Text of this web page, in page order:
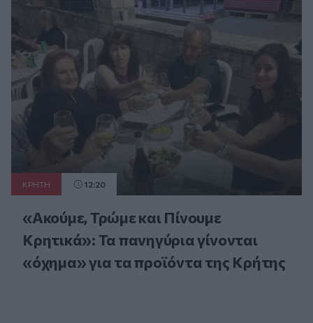
ΚΡΗΤΗ 12:20
«Ακούμε, Τρώμε και Πίνουμε
Κρητικά»: Τα πανηγύρια γίνονται
«όχημα» για τα προϊόντα της Κρήτης